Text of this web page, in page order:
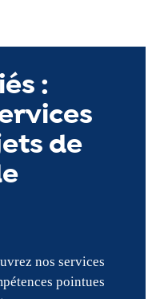
:
de
nos services
pointues